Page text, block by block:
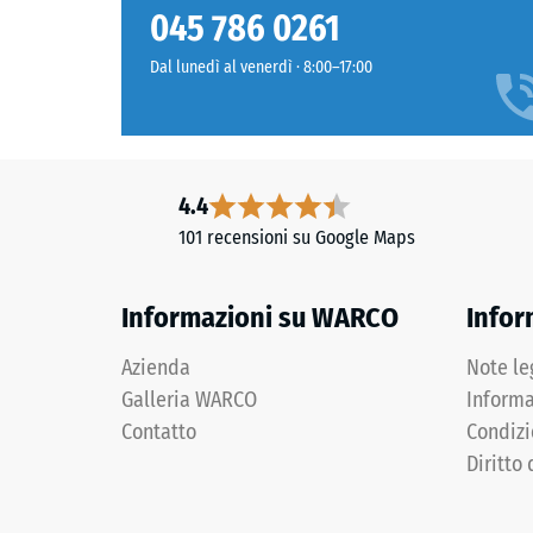
Grigio
grafite
intenso
superfici
lineari.
Materiale
–
alla
-
Valore
scala
045 786 0261
Dal lunedì al venerdì · 8:00–17:00
4.4
101 recensioni su Google Maps
Informazioni su WARCO
Azienda
Galleria WARCO
Contatto
Note
Diritto